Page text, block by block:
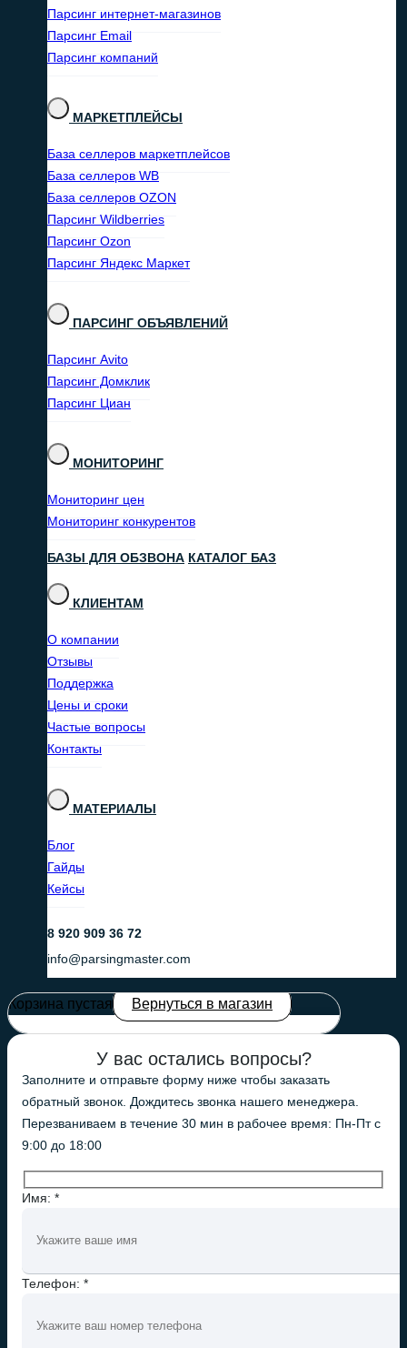
Парсинг интернет-магазинов
Парсинг Email
Парсинг компаний
МАРКЕТПЛЕЙСЫ
База селлеров маркетплейсов
База селлеров WB
База селлеров OZON
Парсинг Wildberries
Парсинг Ozon
Парсинг Яндекс Маркет
ПАРСИНГ ОБЪЯВЛЕНИЙ
Парсинг Avito
Парсинг Домклик
Парсинг Циан
МОНИТОРИНГ
Мониторинг цен
Мониторинг конкурентов
БАЗЫ ДЛЯ ОБЗВОНА КАТАЛОГ БАЗ
КЛИЕНТАМ
О компании
Отзывы
Поддержка
Цены и сроки
Частые вопросы
Контакты
МАТЕРИАЛЫ
Блог
Гайды
Кейсы
8 920 909 36 72
info@parsingmaster.com
Корзина пустая Вернуться в магазин
У вас остались вопросы?
Заполните и отправьте форму ниже чтобы заказать
обратный звонок. Дождитесь звонка нашего менеджера.
Перезваниваем в течение 30 мин в рабочее время: Пн-Пт с
9:00 до 18:00
Имя: *
Телефон: *